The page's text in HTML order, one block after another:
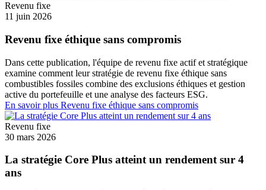
Revenu fixe
11 juin 2026
Revenu fixe éthique sans compromis
Dans cette publication, l'équipe de revenu fixe actif et stratégique
examine comment leur stratégie de revenu fixe éthique sans
combustibles fossiles combine des exclusions éthiques et gestion
active du portefeuille et une analyse des facteurs ESG.
En savoir plus Revenu fixe éthique sans compromis
Revenu fixe
30 mars 2026
La stratégie Core Plus atteint un rendement sur 4
ans